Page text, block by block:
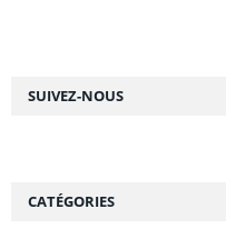
SUIVEZ-NOUS
CATÉGORIES